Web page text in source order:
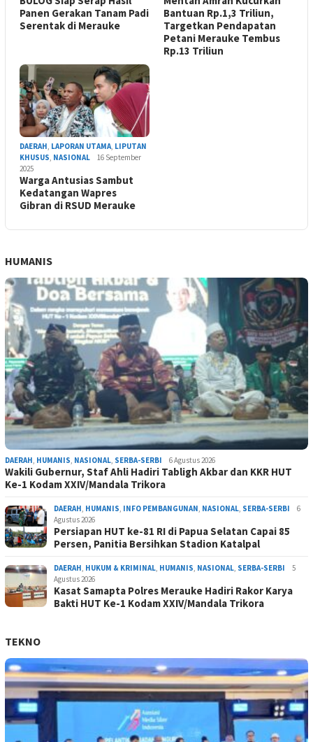
Panen Gerakan Tanam Padi
Serentak di Merauke
Bantuan Rp.1,3 Triliun,
Targetkan Pendapatan
Petani Merauke Tembus
Rp.13 Triliun
DAERAH LAPORAN UTAMA LIPUTAN
KHUSUS NASIONAL
16 September
2025
Warga Antusias Sambut
Kedatangan Wapres
Gibran di RSUD Merauke
HUMANIS
DAERAH HUMANIS NASIONAL SERBA-SERBI 6 Agustus 2026
Wakili Gubernur, Staf Ahli Hadiri Tabligh Akbar dan KKR HUT
Ke-1 Kodam XXIV/Mandala Trikora
DAERAH HUMANIS INFO PEMBANGUNAN NASIONAL SERBA-SERBI
6
Agustus 2026
Persiapan HUT ke-81 RI di Papua Selatan Capai 85
Persen, Panitia Bersihkan Stadion Katalpal
DAERAH HUKUM & KRIMINAL HUMANIS NASIONAL SERBA-SERBI
5
Agustus 2026
Kasat Samapta Polres Merauke Hadiri Rakor Karya
Bakti HUT Ke-1 Kodam XXIV/Mandala Trikora
TEKNO